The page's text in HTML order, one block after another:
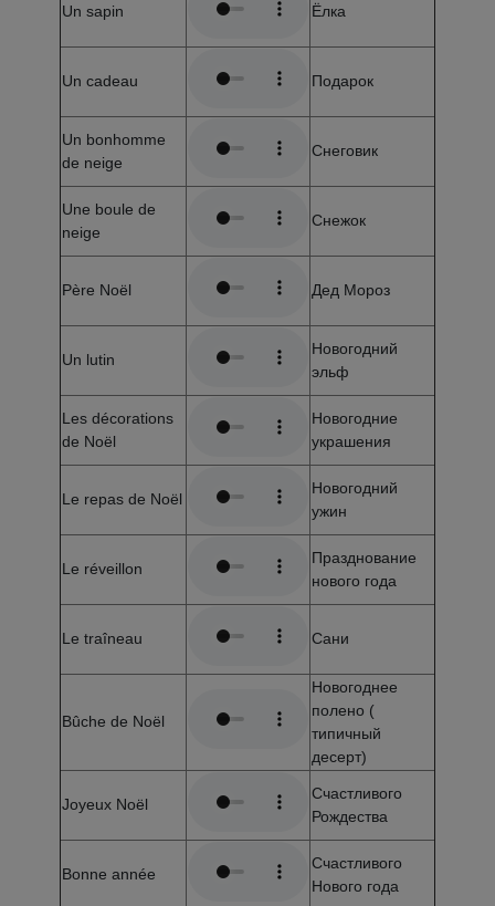
Un sapin Ёлка
Un cadeau Подарок
Un bonhomme
de neige
Cнеговик
Une boule de
neige
Cнежок
Père Noël Дед Мороз
Un lutin
Новогодний
эльф
Les décorations
de Noël
Новогодние
украшения
Le repas de Noël
Новогодний
ужин
Le réveillon
Празднование
нового года
Le traîneau Сани
Bûche de Noël
Новогоднее
полено (
типичный
десерт)
Joyeux Noël
Счастливого
Рождества
Bonne année
Счастливого
Нового года